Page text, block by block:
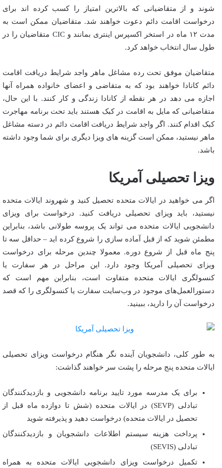
شوند و از متقاضیانی که بالاترین امتیاز را کسب کرده اند برای
درخواست اقامت دائم دعوت خواهند شد. متقاضیان ممکن است به
مدت ۱۲ ماه در استخر اکسپرس اینتری بمانند و CIC متقاضیان را در
طول سال انتخاب خواهد کرد.
متقاضیان موفق تحت رده مشاغل ماهر واجد شرایط دریافت اقامت
دائم کانادا خواهند بود که به متقاضی و اعضای خانواده همراه آنها
اجازه می دهد در هر نقطه از کانادا زندگی و کار کنند. با این حال،
متقاضیانی که مایل به اقامت در کبک هستند باید تحت برنامه مهاجرت
کبک اقدام کنند. اگر واجد شرایط دریافت اقامت دائم در دسته مشاغل
ماهر نیستید، ممکن است گزینه های ویزا دیگری برای شما وجود داشته
باشد.
ویزا تحصیلی آمریکا
اگر می خواهید در ایالات متحده تحصیل کنید و شهروند ایالات متحده
نیستید، باید ویزای تحصیلی دریافت کنید. درخواست برای ویزای
دانشجویی ایالات متحده می تواند یک پروسه طولانی باشد، بنابراین
مطمئن شوید که از قبل آماده سازی را شروع کرده اید – حداقل سه تا
پنج ماه قبل از شروع دوره. معمولا چندین مرحله برای درخواست
ویزای تحصیلی آمریکا وجود دارد. این مراحل در هر سفارت یا
کنسولگری ایالات متحده متفاوت است، بنابراین مهم است که
دستورالعمل‌های موجود در وب‌سایت سفارت یا کنسولگری را که قصد
درخواست آن را دارید، ببینید.
به طور کلی، دانشجویان آینده نگر هنگام درخواست ویزای تحصیلی
ایالات متحده پنج مرحله را پشت سر خواهند گذاشت:
برای یک مدرسه مورد تایید برنامه دانشجویی و بازدیدکنندگان
تبادلی (SEVP) در ایالات متحده (شش تا دوازده ماه قبل از
تحصیل در ایالات متحده) درخواست دهید و پذیرفته شوید
پرداخت هزینه سیستم اطلاعات دانشجویان و بازدیدکنندگان
تبادلی (SEVIS)
تکمیل درخواست ویزای دانشجویی ایالات متحده به همراه